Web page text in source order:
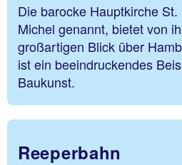
Die barocke Hauptkirche
Michel genannt, bietet von
großartigen Blick über
ist ein beeindruckendes
Baukunst.
Reeperbahn